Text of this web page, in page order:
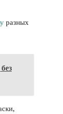
разных